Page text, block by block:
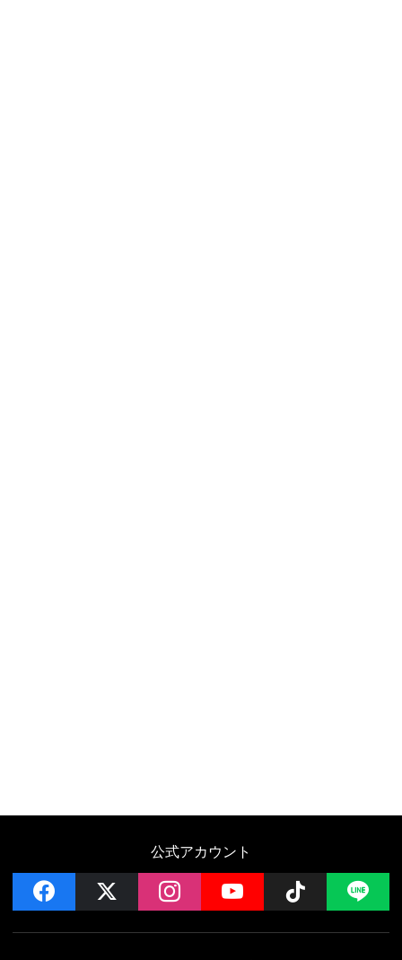
公式アカウント
facebook instagramYouTube Follow